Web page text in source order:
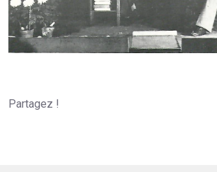
Partagez !